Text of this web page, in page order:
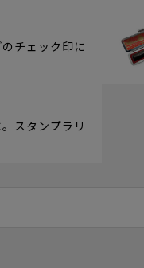
チェック印に
スタンプラリ